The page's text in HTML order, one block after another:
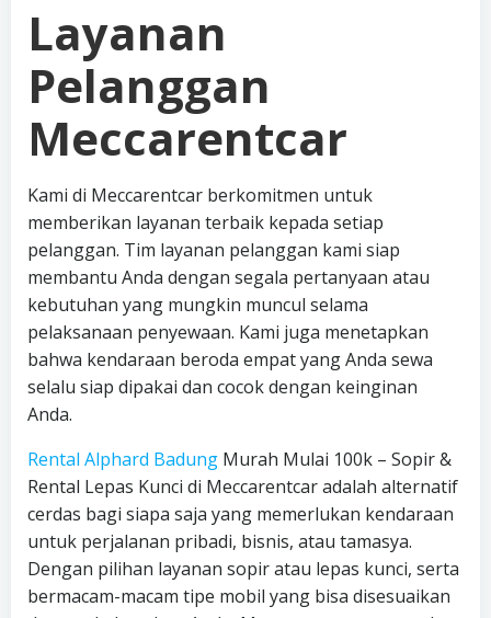
Layanan
Pelanggan
Meccarentcar
Kami di Meccarentcar berkomitmen untuk
memberikan layanan terbaik kepada setiap
pelanggan. Tim layanan pelanggan kami siap
membantu Anda dengan segala pertanyaan atau
kebutuhan yang mungkin muncul selama
pelaksanaan penyewaan. Kami juga menetapkan
bahwa kendaraan beroda empat yang Anda sewa
selalu siap dipakai dan cocok dengan keinginan
Anda.
Rental Alphard Badung Murah Mulai 100k – Sopir &
Rental Lepas Kunci di Meccarentcar adalah alternatif
cerdas bagi siapa saja yang memerlukan kendaraan
untuk perjalanan pribadi, bisnis, atau tamasya.
Dengan pilihan layanan sopir atau lepas kunci, serta
bermacam-macam tipe mobil yang bisa disesuaikan